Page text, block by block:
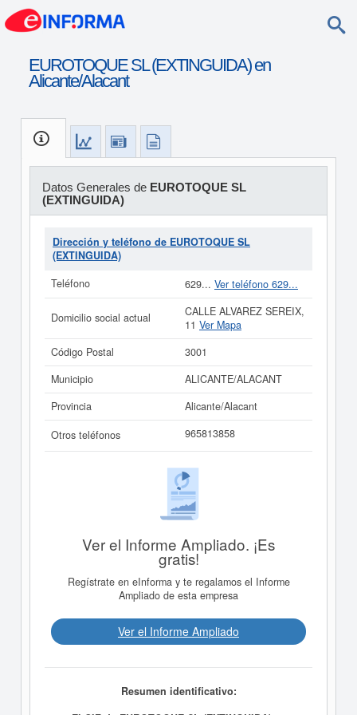
EUROTOQUE SL (EXTINGUIDA) en
Alicante/Alacant
Datos Generales de EUROTOQUE SL
(EXTINGUIDA)
Dirección y teléfono de EUROTOQUE SL
(EXTINGUIDA)
Teléfono
629... Ver teléfono 629...
Domicilio social actual
CALLE ALVAREZ SEREIX,
11 Ver Mapa
Código Postal
3001
Municipio
ALICANTE/ALACANT
Provincia
Alicante/Alacant
Otros teléfonos
965813858
Ver el Informe Ampliado. ¡Es
gratis!
Regístrate en eInforma y te regalamos el Informe
Ampliado de esta empresa
Ver el Informe Ampliado
Resumen identificativo: